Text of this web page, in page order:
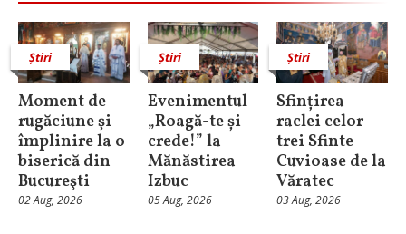
Știri
Moment de
rugăciune şi
împlinire la o
biserică din
Bucureşti
02 Aug, 2026
Știri
Evenimentul
„Roagă-te și
crede!” la
Mănăstirea
Izbuc
05 Aug, 2026
Știri
Sfințirea
raclei celor
trei Sfinte
Cuvioase de la
Văratec
03 Aug, 2026